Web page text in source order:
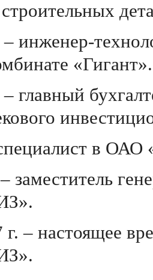
– инженер-
«Гигант».
– главный
в
заместитель
г. – настоящее